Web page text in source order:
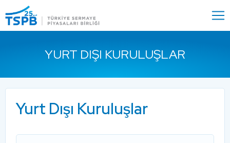
Close
YURT DIŞI KURULUŞLAR
Yurt Dışı Kuruluşlar